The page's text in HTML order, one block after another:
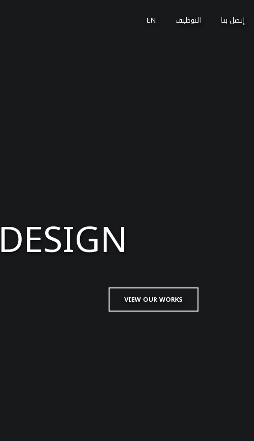
إتصل بنا التوظيف EN
VIEW OUR WORKS